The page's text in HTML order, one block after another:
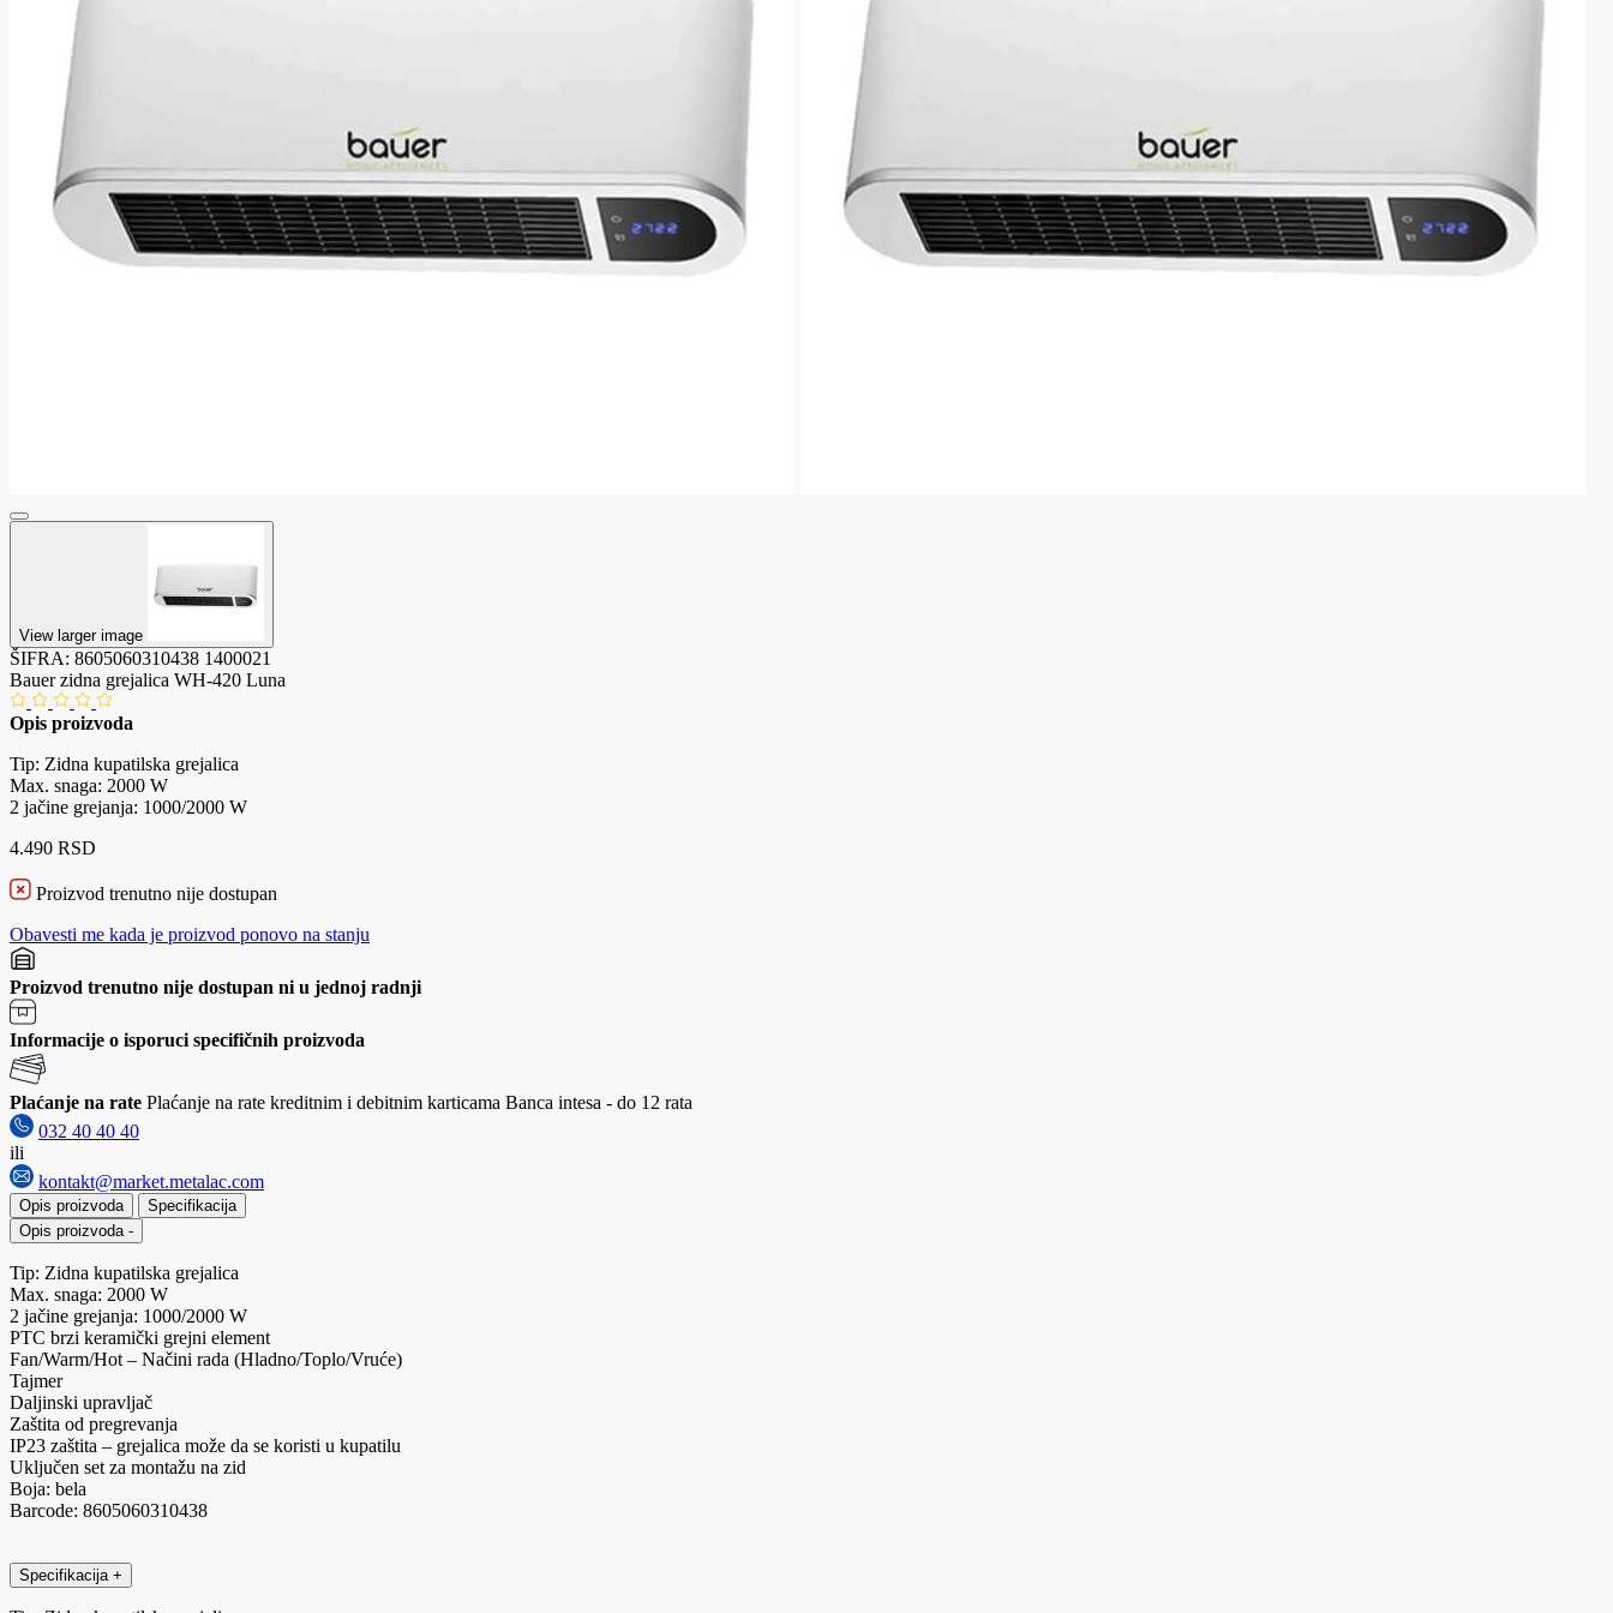
View larger image
ŠIFRA: 8605060310438 1400021
Bauer zidna grejalica WH-420 Luna
Opis proizvoda
Tip: Zidna kupatilska grejalica
Max. snaga: 2000 W
2 jačine grejanja: 1000/2000 W
4.490 RSD
Proizvod trenutno nije dostupan
Obavesti me kada je proizvod ponovo na stanju
Proizvod trenutno nije dostupan ni u jednoj radnji
Informacije o isporuci specifičnih proizvoda
Plaćanje na rate Plaćanje na rate kreditnim i debitnim karticama Banca intesa - do 12 rata
032 40 40 40
ili
kontakt@market.metalac.com
Opis proizvoda
Specifikacija
Opis proizvoda -
Tip: Zidna kupatilska grejalica
Max. snaga: 2000 W
2 jačine grejanja: 1000/2000 W
PTC brzi keramički grejni element
Fan/Warm/Hot – Načini rada (Hladno/Toplo/Vruće)
Tajmer
Daljinski upravljač
Zaštita od pregrevanja
IP23 zaštita – grejalica može da se koristi u kupatilu
Uključen set za montažu na zid
Boja: bela
Barcode: 8605060310438
Specifikacija +